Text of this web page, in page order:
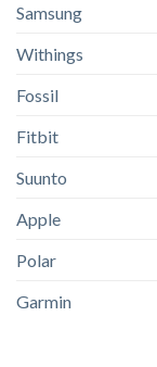
Samsung
Withings
Fossil
Fitbit
Suunto
Apple
Polar
Garmin